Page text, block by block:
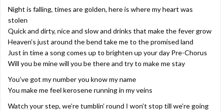
Night is falling, times are golden, here is where my heart was
stolen
Quick and dirty, nice and slow and drinks that make the fever grow
Heaven’s just around the bend take me to the promised land
Just in time a song comes up to brighten up your day Pre-Chorus
Will you be mine will you be there and try to make me stay
You’ve got my number you know my name
You make me feel kerosene running in my veins
Watch your step, we’re tumblin’ round I won’t stop till we’re going